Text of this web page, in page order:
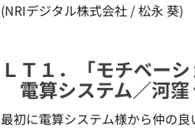
(NRIデジタル株式会社 / 松永 葵)
ＬＴ１．「モチベー
電算システム／河窪
最初に電算システム様から仲の良